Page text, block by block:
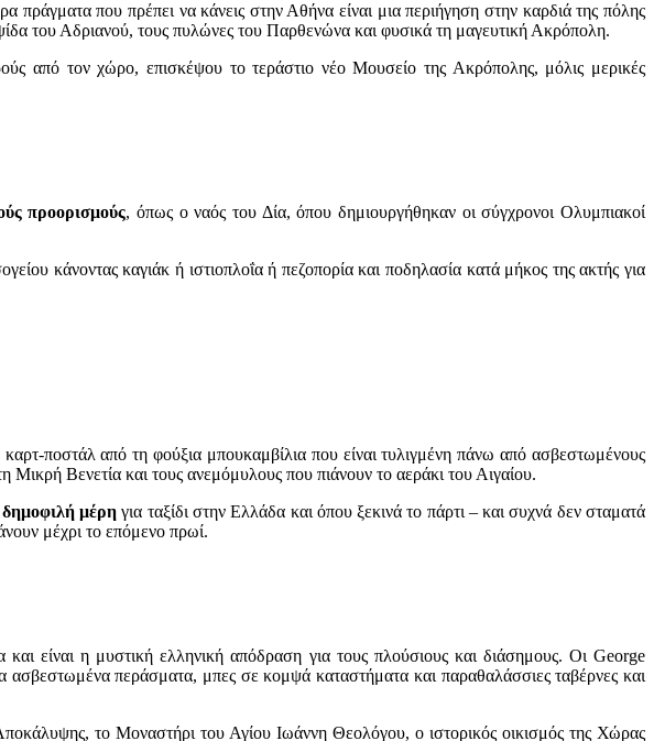
πράγματα που πρέπει να κάνεις στην Αθήνα είναι μια περιήγηση στην καρδιά της πόλης
του Αδριανού, τους πυλώνες του Παρθενώνα και φυσικά τη μαγευτική Ακρόπολη.
από τον χώρο, επισκέψου το τεράστιο νέο Μουσείο της Ακρόπολης, μόλις μερικές
προορισμούς, όπως ο ναός του Δία, όπου δημιουργήθηκαν οι σύγχρονοι Ολυμπιακοί
κάνοντας καγιάκ ή ιστιοπλοΐα ή πεζοπορία και ποδηλασία κατά μήκος της ακτής για
ποστάλ από τη φούξια μπουκαμβίλια που είναι τυλιγμένη πάνω από ασβεστωμένους
Βενετία και τους ανεμόμυλους που πιάνουν το αεράκι του Αιγαίου.
μέρη για ταξίδι στην Ελλάδα και όπου ξεκινά το πάρτι – και συχνά δεν σταματά
μέχρι το επόμενο πρωί.
είναι η μυστική ελληνική απόδραση για τους πλούσιους και διάσημους. Οι George
περάσματα, μπες σε κομψά καταστήματα και παραθαλάσσιες ταβέρνες και
το Μοναστήρι του Αγίου Ιωάννη Θεολόγου, ο ιστορικός οικισμός της Χώρας